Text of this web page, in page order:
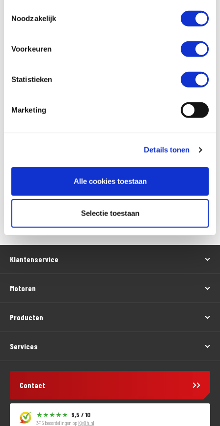
Noodzakelijk
Voorkeuren
Statistieken
Marketing
Details tonen
Alle cookies toestaan
Selectie toestaan
Klantenservice
Motoren
Producten
Services
Contact
9,5 / 10
3415 beoordelingen op KiyOh.nl